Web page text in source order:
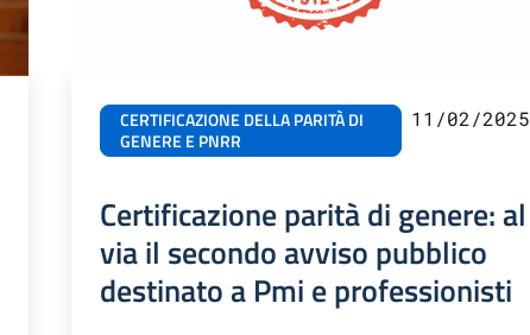
CERTIFICAZIONE DELLA PARITÀ DI
GENERE E PNRR
11/02/2025
Certificazione parità di genere: al
via il secondo avviso pubblico
destinato a Pmi e professionisti